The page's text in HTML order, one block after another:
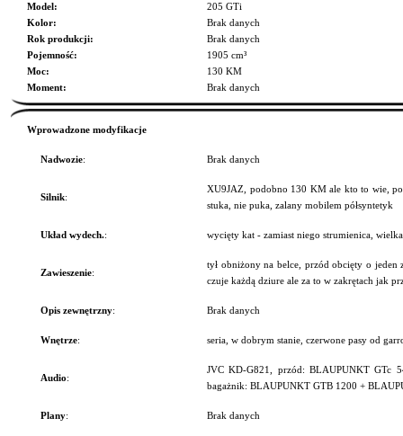
Model:
205 GTi
Kolor:
Brak danych
Rok produkcji:
Brak danych
Pojemność:
1905 cm³
Moc:
130 KM
Moment:
Brak danych
Wprowadzone modyfikacje
Nadwozie: Brak danych
Silnik:
XU9JAZ, podobno 130 KM ale kto to wie,
stuka, nie puka, zalany mobilem półsyntetyk
Układ wydech.: wycięty kat - zamiast niego strumienica,
Zawieszenie:
tył obniżony na belce, przód obcięty o jeden
czuje każdą dziure ale za to w zakrętach jak
Opis zewnętrzny: Brak danych
Wnętrze: seria, w dobrym stanie, czerwone pasy od
Audio:
JVC KD-G821, przód: BLAUPUNKT GTc
bagażnik: BLAUPUNKT GTB 1200 +
Plany: Brak danych